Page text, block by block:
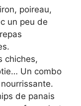
poireau,
un peu de
chiches,
Un combo
de panais